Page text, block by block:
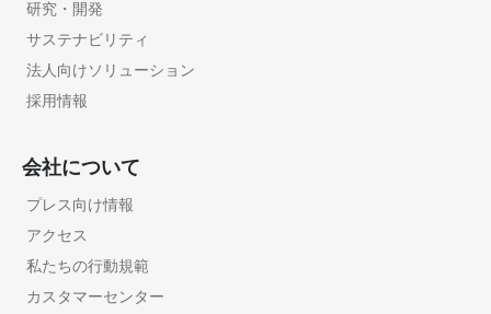
研究・開発
サステナビリティ
法人向けソリューション
採用情報
会社について
プレス向け情報
アクセス
私たちの行動規範
カスタマーセンター